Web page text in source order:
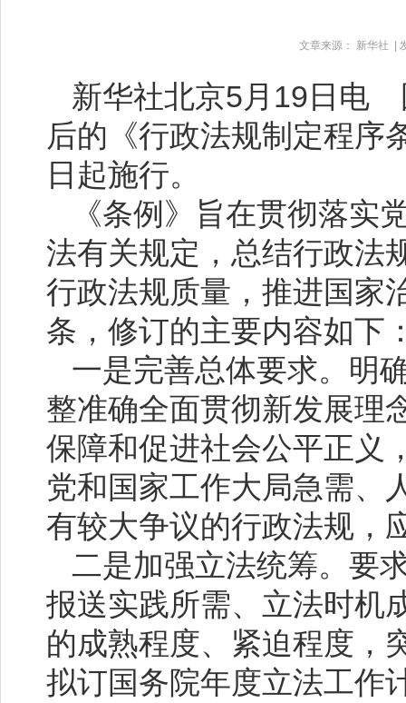
文章来源： 新华社 |
新华社北京5月19日电
后的《行政法规制定程序
日起施行。
《条例》旨在贯彻落实
法有关规定，总结行政法
行政法规质量，推进国家
条，修订的主要内容如下
一是完善总体要求。明
整准确全面贯彻新发展理
保障和促进社会公平正义
党和国家工作大局急需、
有较大争议的行政法规，
二是加强立法统筹。要
报送实践所需、立法时机
的成熟程度、紧迫程度，
拟订国务院年度立法工作